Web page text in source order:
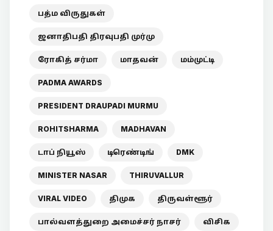
பத்ம விருதுகள்
ஜனாதிபதி திரவுபதி முர்மு
ரோகித் சர்மா மாதவன் மம்முட்டி
PADMA AWARDS
PRESIDENT DRAUPADI MURMU
ROHITSHARMA MADHAVAN
டாப் நியூஸ் டிரெண்டிங் DMK
MINISTER NASAR THIRUVALLUR
VIRAL VIDEO திமுக திருவள்ளூர்
பால்வளத்துறை அமைச்சர் நாசர் விசிக